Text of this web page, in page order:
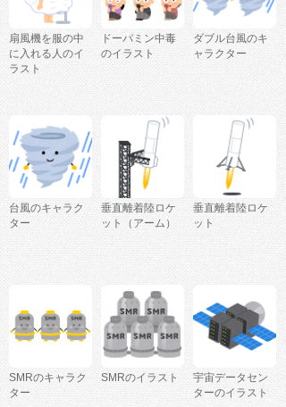
扇風機を服の中
に入れる人のイ
ラスト
ドーパミン中毒
のイラスト
ダブル台風のキ
ャラクター
台風のキャラク
ター
垂直離着陸ロケ
ット（アーム）
垂直離着陸ロケ
ット
SMRのキャラク
ター
SMRのイラスト
宇宙データセン
ターのイラスト